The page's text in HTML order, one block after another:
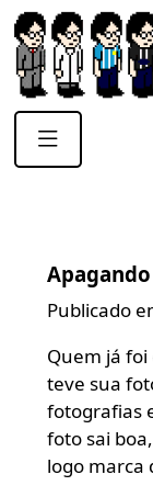
Apagando
Publicado
Quem já foi
teve sua
fotografias
foto sai
logo marca